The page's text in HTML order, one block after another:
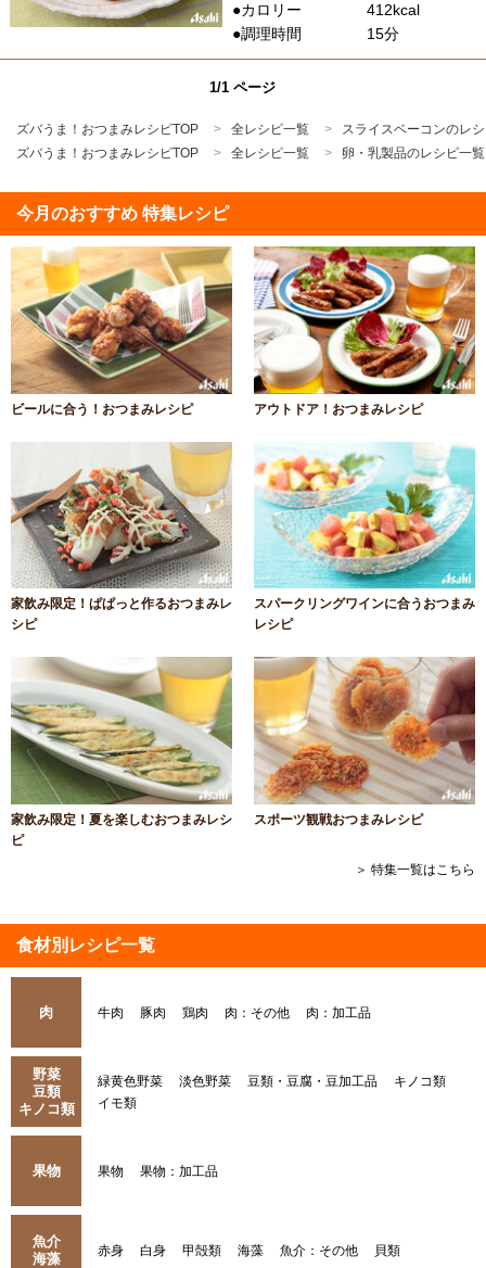
●カロリー
412kcal
●調理時間
15分
1/1 ページ
ズバうま！おつまみレシピTOP 全レシピ一覧
スライスベーコンのレ
ズバうま！おつまみレシピTOP
全レシピ一覧 卵・乳製品のレシピ一覧
今月のおすすめ 特集レシピ
ビールに合う！おつまみレシピ アウトドア！おつまみレシピ
家飲み限定！ぱぱっと作るおつまみレ
シピ
スパークリングワインに合うおつまみ
レシピ
家飲み限定！夏を楽しむおつまみレシ
ピ
スポーツ観戦おつまみレシピ
＞ 特集一覧はこちら
食材別レシピ一覧
肉 牛肉 豚肉 鶏肉 肉：その他 肉：加工品
野菜
豆類
キノコ類
緑黄色野菜 淡色野菜 豆類・豆腐・豆加工品
キノコ類
イモ類
果物 果物 果物：加工品
魚介
海藻
赤身 白身 甲殻類 海藻 魚介：その他 貝類